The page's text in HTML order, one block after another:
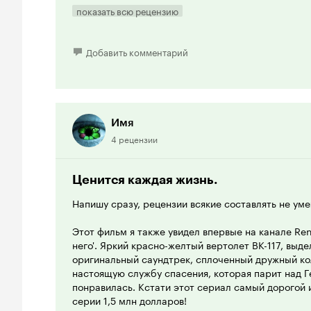
реалистичность и отличное техническое
второплановые теперь играли на первом плане.
сценариями.
Какая бы критика не причислялась на счёт этого
каждого человека'.
К сожалению, наша страна не доросла до такой
помощь в наших забитых от пробок городах и
Поэтому, за саму идею, а также приоритетные
служб, показанные в фильме -
10 из 10.
показать всю рецензию
Добавить комментарий
Имя
4 рецензии
Ценится каждая жизнь.
Напишу сразу, рецензии всякие составлять не
Этот фильм я также увидел впервые на канале
него'. Яркий красно-желтый вертолет BK-117,
оригинальный саундтрек, сплоченный дружный
настоящую службу спасения, которая парит над
понравилась. Кстати этот сериал самый дорогой
серии 1,5 млн долларов!